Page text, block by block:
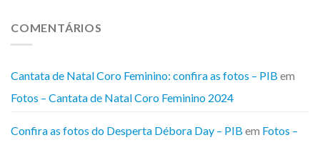
COMENTÁRIOS
Cantata de Natal Coro Feminino: confira as fotos – PIB em
Fotos – Cantata de Natal Coro Feminino 2024
Confira as fotos do Desperta Débora Day – PIB em Fotos –